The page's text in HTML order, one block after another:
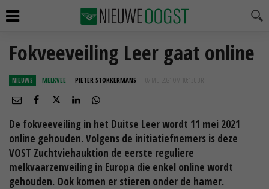
Fokveeveiling Leer gaat online
NIEUWS MELKVEE PIETER STOKKERMANS 07 MEI 2021 OM 10:13
De fokveeveiling in het Duitse Leer wordt 11 mei 2021
online gehouden. Volgens de initiatiefnemers is deze
VOST Zuchtviehauktion de eerste reguliere
melkvaarzenveiling in Europa die enkel online wordt
gehouden. Ook komen er stieren onder de hamer.